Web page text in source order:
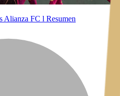
Alianza FC l Resumen